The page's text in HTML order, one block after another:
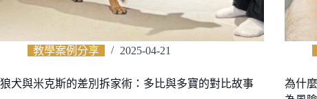
教學案例分享 2025-04-21
狼犬與米克斯的差別拆家術：多比與多寶的對比故事
為什